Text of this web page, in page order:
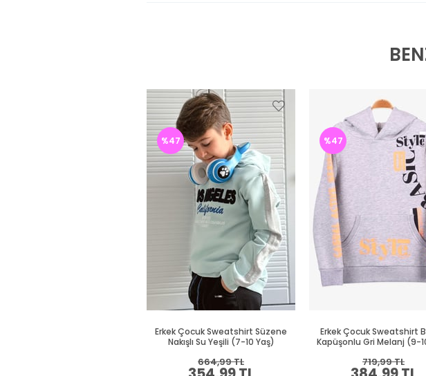
Erkek Çocuk Sweatshirt Süzene
Nakışlı Su Yeşili (7-10 Yaş)
664,99 TL
%47
Erkek Çocuk Sweatshirt
Kapüşonlu Gri Melanj (9-
719,99 TL
%47